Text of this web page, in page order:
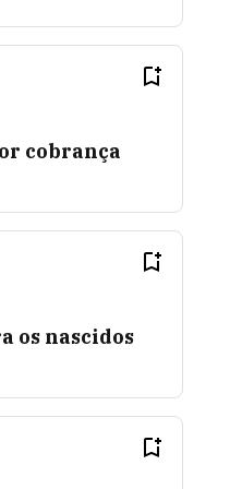
cobrança
os nascidos